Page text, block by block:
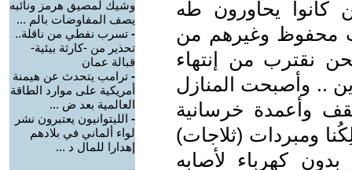
كانوا يحاورون طه
محفوظ وغيرهم من
نقترب من إنتهاء
.. وأصبحت المنازل
وأعمدة خرسانية
ومبردات (ثلاجات)
كهرباء لأصابه
وشيك لمصيق هرمز ونائبه
يصف المفاوضات بالم ...
- تسرب نفطي من ناقلة..
تحذير من -كارثة بيئية-
قبالة عمان
- ترامب يتحدث عن هيمنة
أمريكية على موارد الطاقة
العالمية بعد ض ...
- الليتوانيون يعتبرون نشر
لواء ألماني في بلادهم
إهدارا للمال د ...